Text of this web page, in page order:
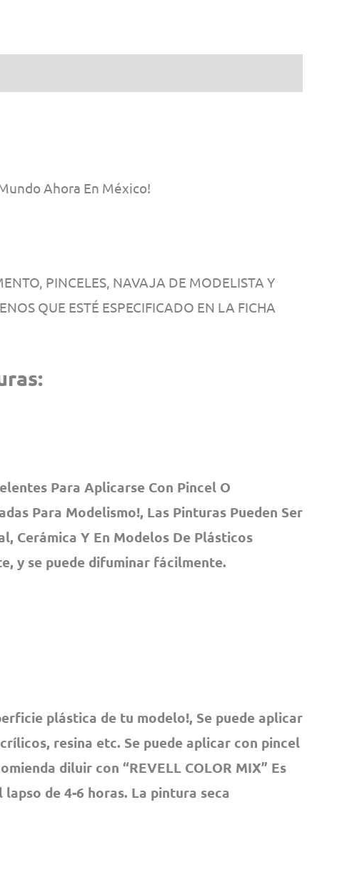
Ahora En México!
PINCELES, NAVAJA DE MODELISTA Y
QUE ESTÉ ESPECIFICADO EN LA FICHA
Para Aplicarse Con Pincel O
Para Modelismo!, Las Pinturas Pueden Ser
Cerámica Y En Modelos De Plásticos
y se puede difuminar fácilmente.
plástica de tu modelo!, Se puede aplicar
resina etc. Se puede aplicar con pincel
diluir con “REVELL COLOR MIX” Es
de 4-6 horas. La pintura seca